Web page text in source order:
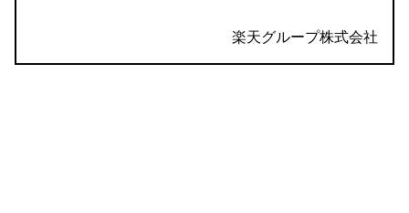
楽天グループ株式会社